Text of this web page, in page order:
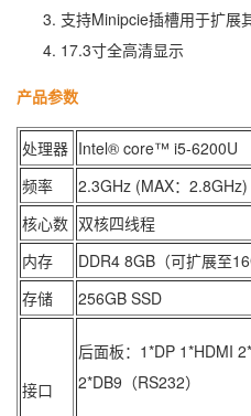
支持Minipcie插槽用于扩展
17.3寸全高清显示
产品参数
处理器 Intel® core™ i5-6200U
频率
2.3GHz (MAX：2.8GHz)
核心数 双核四线程
内存
DDR4 8GB（可扩展至
存储
256GB SSD
接口
后面板：1*DP 1*HDMI
2*DB9（RS232）